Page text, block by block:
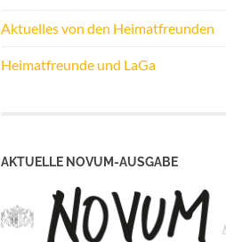
Aktuelles von den Heimatfreunden
Heimatfreunde und LaGa
AKTUELLE NOVUM-AUSGABE